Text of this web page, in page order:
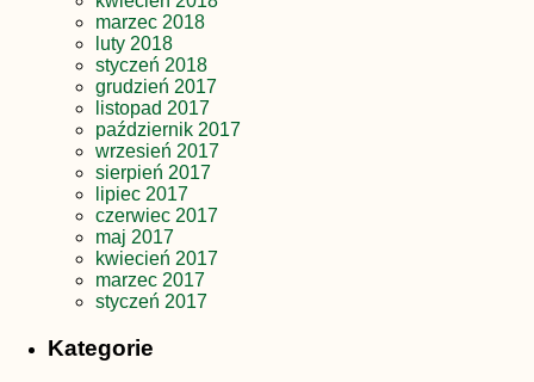
marzec 2018
luty 2018
styczeń 2018
grudzień 2017
listopad 2017
październik 2017
wrzesień 2017
sierpień 2017
lipiec 2017
czerwiec 2017
maj 2017
kwiecień 2017
marzec 2017
styczeń 2017
Kategorie